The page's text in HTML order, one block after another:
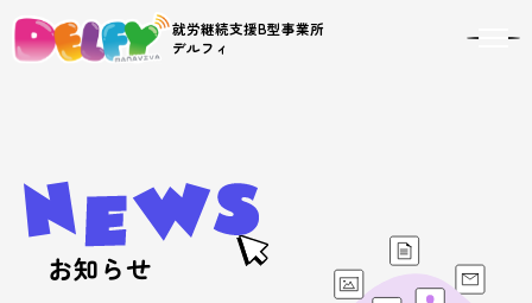
就労継続支援B型事業所
デルフィ
お知らせ